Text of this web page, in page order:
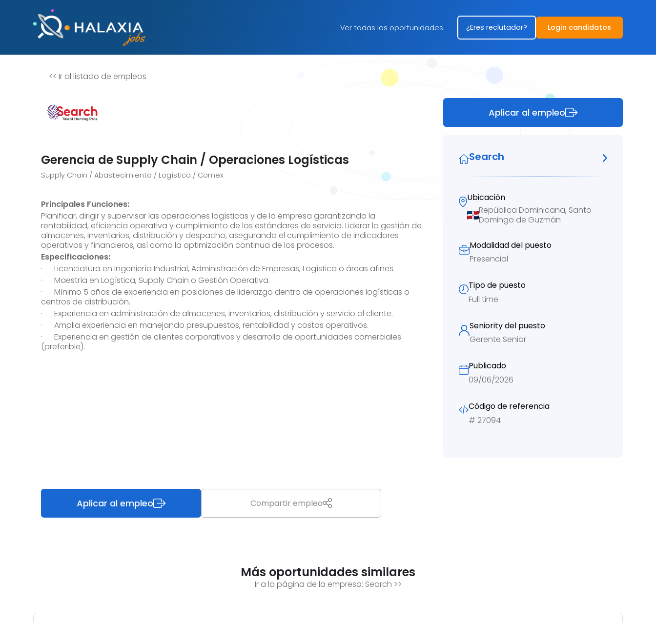
Ver todas las oportunidades ¿Eres reclutador? Login candidatos
<< Ir al listado de empleos
Gerencia de Supply Chain / Operaciones Logísticas
Supply Chain / Abastecimiento / Logística / Comex
Principales Funciones:
Planificar, dirigir y supervisar las operaciones logísticas y de la empresa garantizando la
rentabilidad, eficiencia operativa y cumplimiento de los estándares de servicio. Liderar la gestión de
almacenes, inventarios, distribución y despacho, asegurando el cumplimiento de indicadores
operativos y financieros, así como la optimización continua de los procesos.
Especificaciones:
· Licenciatura en Ingeniería Industrial, Administración de Empresas, Logística o áreas afines.
· Maestría en Logística, Supply Chain o Gestión Operativa.
· Mínimo 5 años de experiencia en posiciones de liderazgo dentro de operaciones logísticas o
centros de distribución.
· Experiencia en administración de almacenes, inventarios, distribución y servicio al cliente.
· Amplia experiencia en manejando presupuestos, rentabilidad y costos operativos.
· Experiencia en gestión de clientes corporativos y desarrollo de oportunidades comerciales
(preferible).
Aplicar al empleo
Search
Ubicación
República Dominicana, Santo
Domingo de Guzmán
Modalidad del puesto
Presencial
Tipo de puesto
Full time
Seniority del puesto
Gerente Senior
Publicado
09/06/2026
Código de referencia
# 27094
Aplicar al empleo Compartir empleo
Más oportunidades similares
Ir a la página de la empresa: Search >>